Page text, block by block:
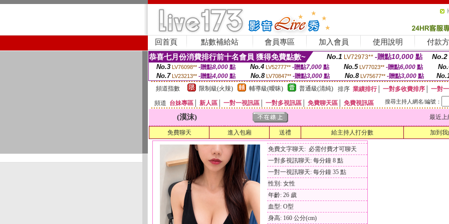
回首頁 點數補給站 會員專區 加入會員 使用說明 付款
恭喜七月份消費排行前十名會員 獲得免費點數~ No.1 LV72973** -贈點10,000 點 No.2
No.3 LV76098** -贈點8,000點 No.4 LV52777** -贈點7,000點 No.5 LV77023** -贈點6,000點
No.7 LV23213** -贈點4,000 點 No.8 LV70847** -贈點3,000 點 No.8 LV75677** -贈點3,000點
頻道指數 限制級(火辣) 輔導級(曖昧) 普通級(清純) 排序 業績排行│ 一對多收費排序
一對
頻道 台妹專區 新人區 一對一視訊區 一對多視訊區 免費聊天區 免費視訊區 搜尋主持人網名/編號：
(漠沫) 最近上
免費聊天 進入包廂 送禮 給主持人打分數 加到
免費文字聊天: 必需付費才可聊天
一對多視訊聊天: 每分鐘 8 點
一對一視訊聊天: 每分鐘 35 點
性別: 女性
年齡: 26 歲
血型: O型
身高: 160 公分(cm)